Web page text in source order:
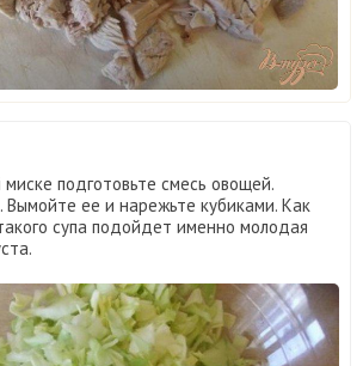
подготовьте смесь овощей.
Вымойте ее и нарежьте кубиками. Как
супа подойдет именно молодая